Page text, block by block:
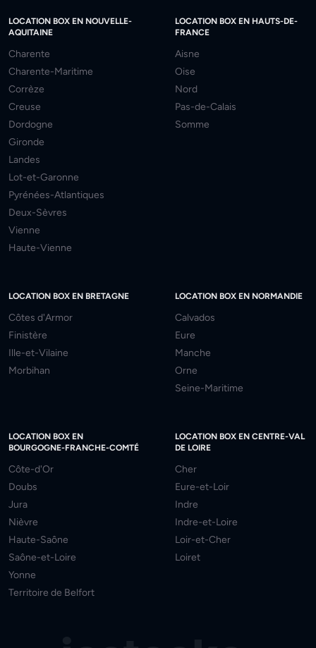
LOCATION BOX EN NOUVELLE-
AQUITAINE
Charente
Charente-Maritime
Corrèze
Creuse
Dordogne
Gironde
Landes
Lot-et-Garonne
Pyrénées-Atlantiques
Deux-Sèvres
Vienne
Haute-Vienne
LOCATION BOX EN HAUTS-DE-
FRANCE
Aisne
Oise
Nord
Pas-de-Calais
Somme
LOCATION BOX EN BRETAGNE
Côtes d'Armor
Finistère
Ille-et-Vilaine
Morbihan
LOCATION BOX EN NORMANDIE
Calvados
Eure
Manche
Orne
Seine-Maritime
LOCATION BOX EN
BOURGOGNE-FRANCHE-COMTÉ
Côte-d'Or
Doubs
Jura
Nièvre
Haute-Saône
Saône-et-Loire
Yonne
Territoire de Belfort
LOCATION BOX EN CENTRE-VAL
DE LOIRE
Cher
Eure-et-Loir
Indre
Indre-et-Loire
Loir-et-Cher
Loiret